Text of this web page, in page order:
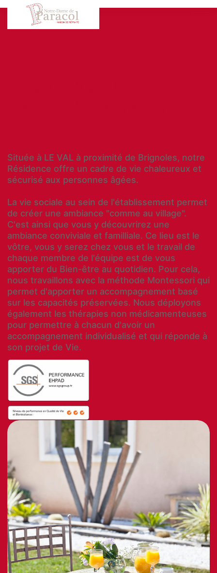
Située à LE VAL à proximité de Brignoles, notre
Résidence offre un cadre de vie chaleureux et
sécurisé aux personnes âgées.
La vie sociale au sein de l'établissement permet
de créer une ambiance "comme au village".
C'est ainsi que vous y découvrirez une
ambiance conviviale et familliale. Ce lieu est le
vôtre, vous y serez chez vous et le travail de
chaque membre de l'équipe est de vous
apporter du Bien-être au quotidien. Pour cela,
nous travaillons avec la méthode Montessori qui
permet d'apporter un accompagnement basé
sur les capacités préservées. Nous déployons
également les thérapies non médicamenteuses
pour permettre à chacun d'avoir un
accompagnement individualisé et qui réponde à
son projet de Vie.